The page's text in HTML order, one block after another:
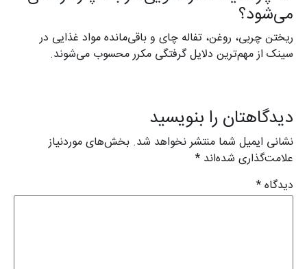
می‌شود؟
ریختن چربی، روغن، تفاله چای و باقی‌مانده مواد غذایی در
سینک از مهم‌ترین دلایل گرفتگی مکرر محسوب می‌شوند.
دیدگاهتان را بنویسید
نشانی ایمیل شما منتشر نخواهد شد. بخش‌های موردنیاز
علامت‌گذاری شده‌اند *
دیدگاه*